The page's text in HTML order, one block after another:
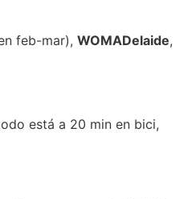
feb-mar), WOMADelaide,
está a 20 min en bici,